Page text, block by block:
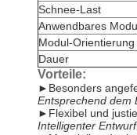
Schnee-Last
Anwendbares
Modul-Orientierung
Dauer
Vorteile:
► Besonders
Entsprechend dem
► Flexibel und
Intelligenter